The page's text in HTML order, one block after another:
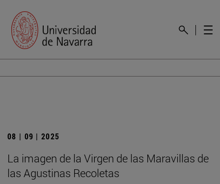
08 | 09 | 2025
La imagen de la Virgen de las Maravillas de
las Agustinas Recoletas